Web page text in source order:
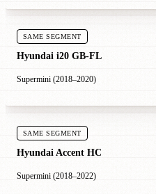
SAME SEGMENT
Hyundai i20 GB-FL
Supermini (2018–2020)
SAME SEGMENT
Hyundai Accent HC
Supermini (2018–2022)